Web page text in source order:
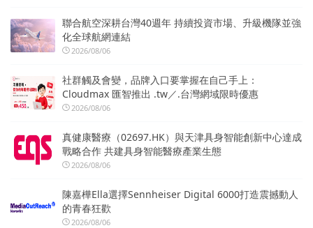
聯合航空深耕台灣40週年 持續投資市場、升級機隊並強
化全球航網連結
2026/08/06
社群觸及會變，品牌入口要掌握在自己手上：
Cloudmax 匯智推出 .tw／.台灣網域限時優惠
2026/08/06
真健康醫療（02697.HK）與天津具身智能創新中心達成
戰略合作 共建具身智能醫療產業生態
2026/08/06
陳嘉樺Ella選擇Sennheiser Digital 6000打造震撼動人
的青春狂歡
2026/08/06